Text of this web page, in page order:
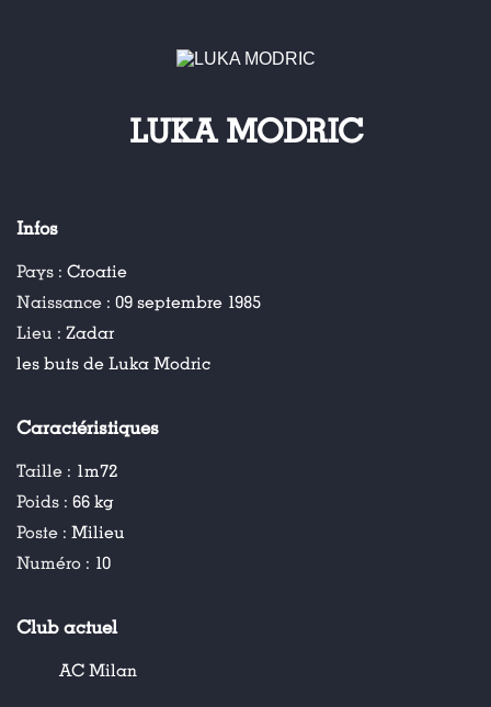
LUKA MODRIC
Infos
Pays : Croatie
Naissance : 09 septembre 1985
Lieu : Zadar
les buts de Luka Modric
Caractéristiques
Taille : 1m72
Poids : 66 kg
Poste : Milieu
Numéro : 10
Club actuel
AC Milan